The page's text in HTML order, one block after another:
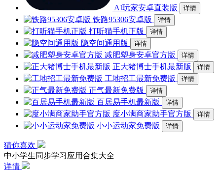
AI玩家安卓直装版 详情
铁路95306安卓版 详情
打听猫手机正版 详情
隐空间通用版 详情
减肥塑身安卓官方版 详情
正大猪博士手机最新版 详情
工地招工最新免费版 详情
正气最新免费版 详情
百居易手机最新版 详情
度小满商家助手官方版 详情
小小运动家免费版 详情
猜你喜欢
中小学生同步学习应用合集大全
详情